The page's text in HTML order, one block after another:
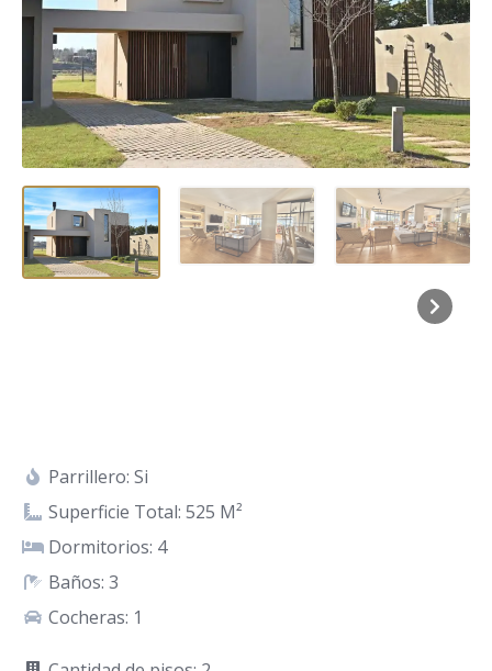
Parrillero: Si
Superficie Total: 525 M²
Dormitorios: 4
Baños: 3
Cocheras: 1